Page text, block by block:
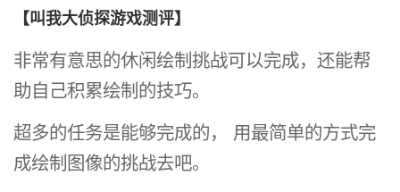
【叫我大侦探游戏测评】
非常有意思的休闲绘制挑战可以完成，还能帮
助自己积累绘制的技巧。
超多的任务是能够完成的， 用最简单的方式完
成绘制图像的挑战去吧。